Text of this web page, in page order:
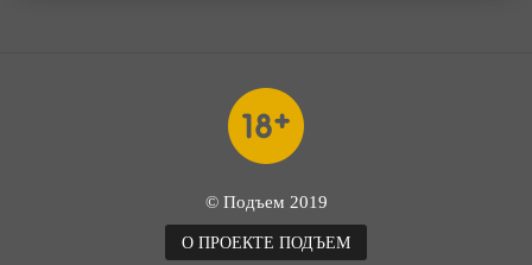
© Подъем 2019
О ПРОЕКТЕ ПОДЪЕМ